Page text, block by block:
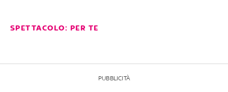
SPETTACOLO: PER TE
PUBBLICITÀ